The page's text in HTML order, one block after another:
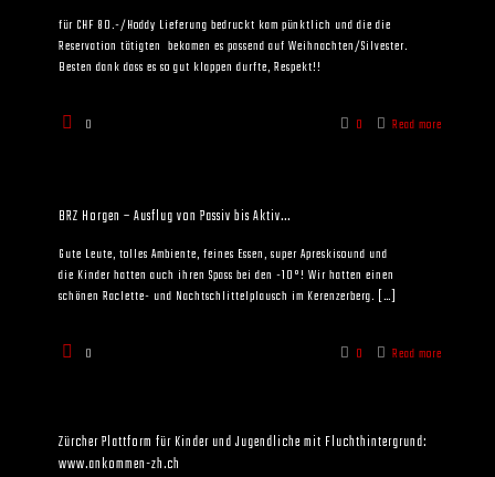
für CHF 80.-/Hoddy Lieferung bedruckt kam pünktlich und die die
Reservation tätigten bekamen es passend auf Weihnachten/Silvester.
Besten dank dass es so gut klappen durfte, Respekt!!
0 0 Read more
BRZ Horgen – Ausflug von Passiv bis Aktiv…
Gute Leute, tolles Ambiente, feines Essen, super Apreskisound und
die Kinder hatten auch ihren Spass bei den -10°! Wir hatten einen
schönen Raclette- und Nachtschlittelplausch im Kerenzerberg. […]
0 0 Read more
Zürcher Plattform für Kinder und Jugendliche mit Fluchthintergrund:
www.ankommen-zh.ch